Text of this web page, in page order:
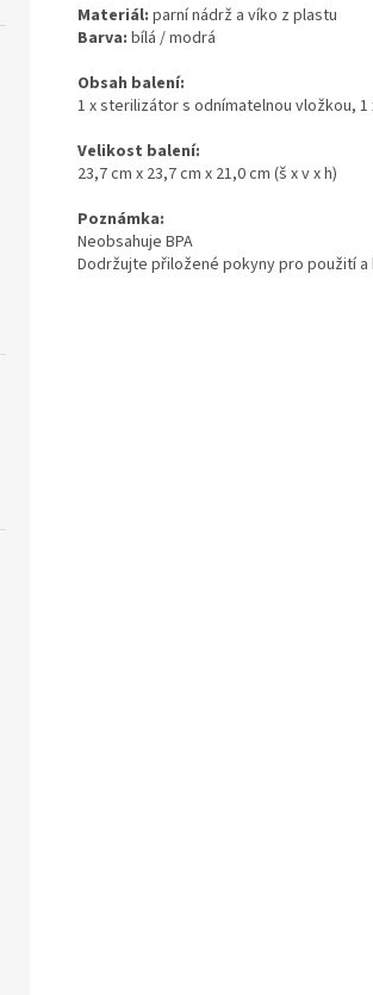
Materiál: parní nádrž a víko z plastu
Barva: bílá / modrá
Obsah balení:
1 x sterilizátor s odnímatelnou vložkou,
Velikost balení:
23,7 cm x 23,7 cm x 21,0 cm (š x v x h)
Poznámka:
Neobsahuje BPA
Dodržujte přiložené pokyny pro použití